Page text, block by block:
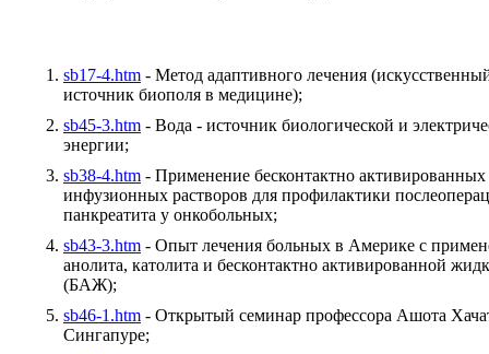
sb17-4.htm - Метод адаптивного лечения
источник биополя в медицине);
sb45-3.htm - Вода - источник биологической и
энергии;
sb38-4.htm - Применение бесконтактно активированных
инфузионных растворов для профилактики
панкреатита у онкобольных;
sb43-3.htm - Опыт лечения больных в Америке с
анолита, католита и бесконтактно активированной
(БАЖ);
sb46-1.htm - Открытый семинар профессора Ашота
Сингапуре;